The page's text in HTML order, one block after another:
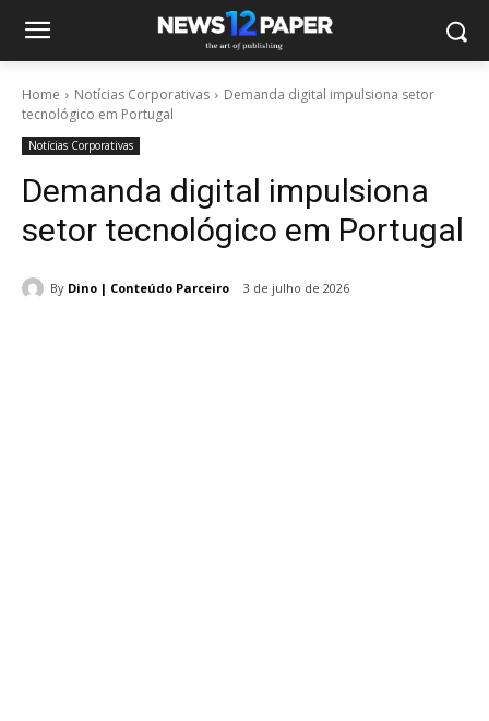
Home Notícias Corporativas
Demanda digital impulsiona setor
tecnológico em Portugal
Notícias Corporativas
Demanda digital impulsiona
setor tecnológico em Portugal
By Dino | Conteúdo Parceiro 3 de julho de 2026